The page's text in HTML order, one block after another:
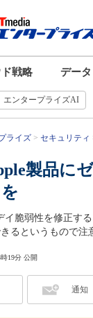
戦略 デー
エンタープライズAI
ライズ セキュリティ
製品に
イ脆弱性を修正す
るというもので注
19分 公開
通知